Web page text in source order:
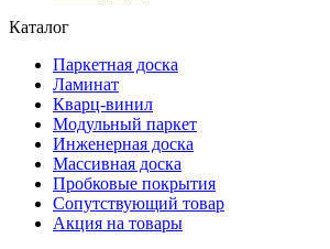
Каталог
Паркетная доска
Ламинат
Кварц-винил
Модульный паркет
Инженерная доска
Массивная доска
Пробковые покрытия
Сопутствующий товар
Акция на товары